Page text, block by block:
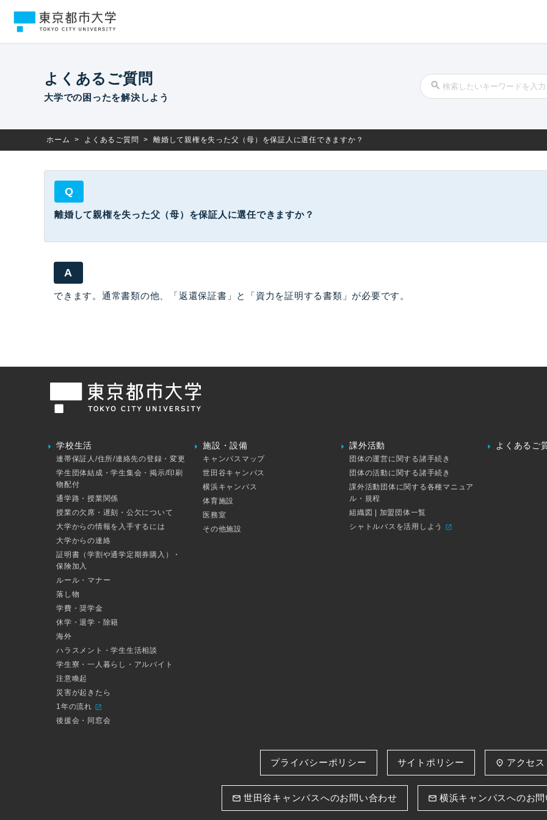
よくあるご質問
大学での困ったを解決しよう
ホーム > よくあるご質問 > 離婚して親権を失った父（母）を保証人に選任できますか？
Q
離婚して親権を失った父（母）を保証人に選任できますか？
A
できます。通常書類の他、「返還保証書」と「資力を証明する書類」が必要です。
学校生活
連帯保証人/住所/連絡先の登録・変更
学生団体結成・学生集会・掲示/印刷
物配付
通学路・授業関係
授業の欠席・遅刻・公欠について
大学からの情報を入手するには
大学からの連絡
証明書（学割や通学定期券購入）・
保険加入
ルール・マナー
落し物
学費・奨学金
休学・退学・除籍
海外
ハラスメント・学生生活相談
学生寮・一人暮らし・アルバイト
注意喚起
災害が起きたら
1年の流れ open_in_new
後援会・同窓会
施設・設備
キャンパスマップ
世田谷キャンパス
横浜キャンパス
体育施設
医務室
その他施設
課外活動
団体の運営に関する諸手続き
団体の活動に関する諸手続き
課外活動団体に関する各種マニュア
ル・規程
組織図 | 加盟団体一覧
シャトルバスを活用しよう
open_in_new
よくあるご
プライバシーポリシー サイトポリシー place アクセス
email 世田谷キャンパスへのお問い合わせ email 横浜キャンパスへのお